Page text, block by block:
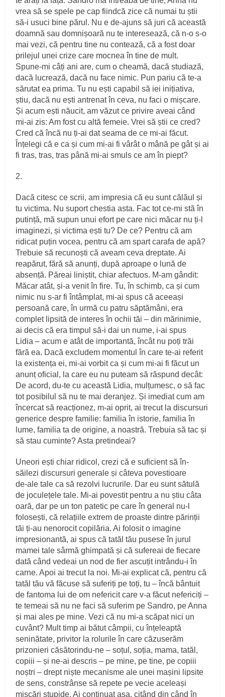
vrea să se spele pe cap fiindcă zice că numai tu știi
să‑i usuci bine părul. Nu e de‑ajuns să juri că această
doamnă sau domnișoară nu te interesează, că n‑o s‑o
mai vezi, că pentru tine nu contează, că a fost doar
prilejul unei crize care mocnea în tine de mult.
Spune‑mi câți ani are, cum o cheamă, dacă studiază,
dacă lucrează, dacă nu face nimic. Pun pariu că te‑a
sărutat ea prima. Tu nu ești capabil să iei inițiativa,
știu, dacă nu ești antrenat în ceva, nu faci o mișcare.
Și acum ești năucit, am văzut ce privire aveai când
mi‑ai zis: Am fost cu altă femeie. Vrei să știi ce cred?
Cred că încă nu ți‑ai dat seama de ce mi‑ai făcut.
Înțelegi că e ca și cum mi‑ai fi vârât o mână pe gât și ai
fi tras, tras, tras până mi‑ai smuls ce am în piept?
2.
Dacă citesc ce scrii, am impresia că eu sunt călăul și
tu victima. Nu suport chestia asta. Fac tot ce‑mi stă în
putință, mă supun unui efort pe care nici măcar nu ți‑l
imaginezi, și victima ești tu? De ce? Pentru că am
ridicat puțin vocea, pentru că am spart carafa de apă?
Trebuie să recunoști că aveam ceva dreptate. Ai
reapărut, fără să anunți, după aproape o lună de
absență. Păreai liniștit, chiar afectuos. M‑am gândit:
Măcar atât, și‑a venit în fire. Tu, în schimb, ca și cum
nimic nu s‑ar fi întâmplat, mi‑ai spus că aceeași
persoană care, în urmă cu patru săptămâni, era
complet lipsită de interes în ochii tăi – din mărinimie,
ai decis că era timpul să‑i dai un nume, i‑ai spus
Lidia – acum e atât de importantă, încât nu poți trăi
fără ea. Dacă excludem momentul în care te‑ai referit
la existența ei, mi‑ai vorbit ca și cum mi‑ai fi făcut un
anunț oficial, la care eu nu puteam să răspund decât:
De acord, du‑te cu această Lidia, mulțumesc, o să fac
tot posibilul să nu te mai deranjez. Și imediat cum am
încercat să reacționez, m‑ai oprit, ai trecut la discursuri
generice despre familie: familia în istorie, familia în
lume, familia ta de origine, a noastră. Tre­buia să tac și
să stau cuminte? Asta pretindeai?
Une­ori ești chiar ridicol, crezi că e suficient să în­
săilezi discursuri generale și câteva povestioare
de‑ale tale ca să rezolvi lucrurile. Dar eu sunt sătulă
de joculețele tale. Mi‑ai povestit pentru a nu știu câta
oară, dar pe un ton patetic pe care în general nu‑l
folosești, că relațiile extrem de proaste dintre părinții
tăi ți‑au nenorocit copilăria. Ai folosit o imagine
impresionantă, ai spus că tatăl tău pusese în jurul
mamei tale sârmă ghimpată și că sufereai de fiecare
dată când vedeai un nod de fier ascuțit intrându‑i în
carne. Apoi ai trecut la noi. Mi‑ai explicat că, pentru că
tatăl tău vă făcuse să suferiți pe toți, tu – încă bântuit
de fantoma lui de om nefericit care v‑a făcut nefericiți –
te temeai să nu ne faci să suferim pe Sandro, pe Anna
și mai ales pe mine. Vezi că nu mi‑a scăpat nici un
cuvânt? Mult timp ai bătut câmpii, cu înțeleaptă
seninătate, privitor la rolurile în care căzuserăm
prizonieri căsătorindu‑ne – soțul, soția, mama, tatăl,
copiii – și ne‑ai descris – pe mine, pe tine, pe copiii
noștri – drept niște mecanisme ale unei mașini lipsite
de sens, constrânse să repete pe vecie aceleași
mișcări stupide. Ai continuat așa, citând din când în